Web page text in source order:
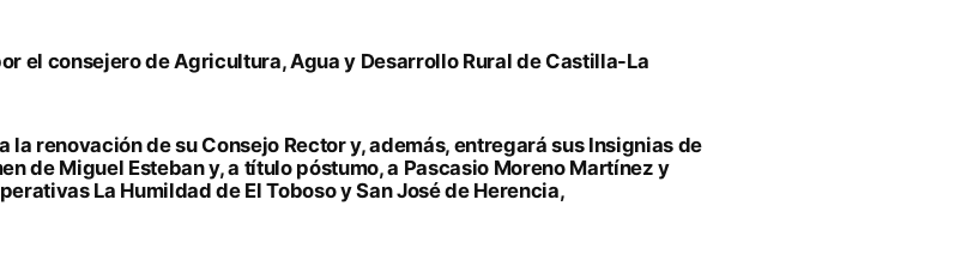
el consejero de Agricultura, Agua y Desarrollo Rural de Castilla-La
la renovación de su Consejo Rector y, además, entregará sus Insignias de
de Miguel Esteban y, a título póstumo, a Pascasio Moreno Martínez y
La Humildad de El Toboso y San José de Herencia,